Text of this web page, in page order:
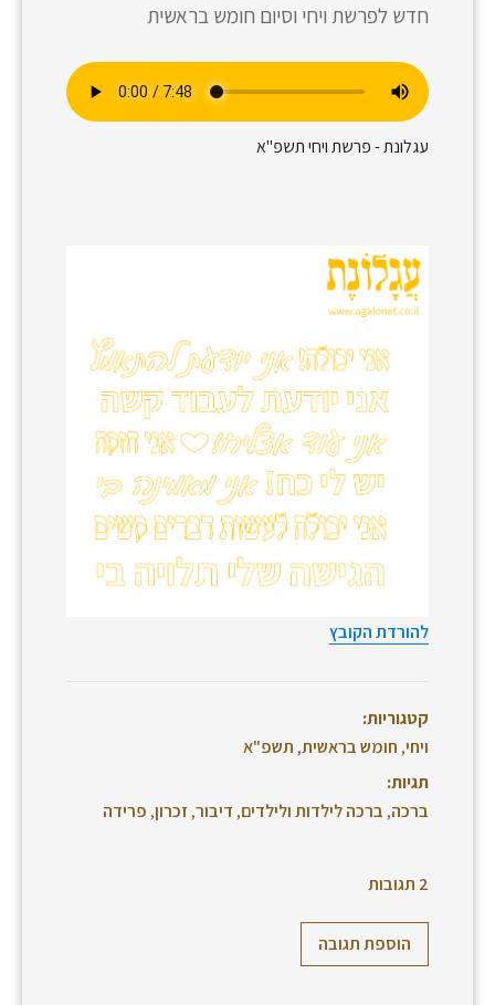
חדש לפרשת ויחי וסיום חומש בראשית
עגלונת - פרשת ויחי תשפ"א
להורדת הקובץ
קטגוריות:
ויחי, חומש בראשית, תשפ"א
תגיות:
ברכה, ברכה לילדות ולילדים, דיבור, זכרון, פרידה
2 תגובות
הוספת תגובה